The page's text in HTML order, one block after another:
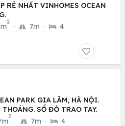
RẺ NHẤT VINHOMES OCEAN
2
· 7m · 4
PARK GIA LÂM, HÀ NỘI.
SỔ ĐỎ TRAO TAY.
m
2
· 7m · 4